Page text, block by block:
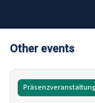
Other events
Präsenzveranstaltung